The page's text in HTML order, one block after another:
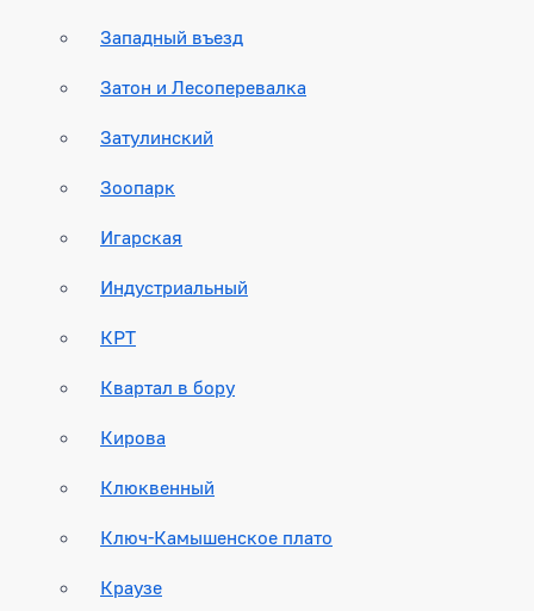
Западный въезд
Затон и Лесоперевалка
Затулинский
Зоопарк
Игарская
Индустриальный
КРТ
Квартал в бору
Кирова
Клюквенный
Ключ-Камышенское плато
Краузе